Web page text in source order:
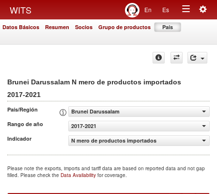
WITS En Es
Toggle
Datos Básicos Resumen Socios Grupo de productos País
Brunei Darussalam N mero de productos importados
2017-2021
País/Región
Brunei Darussalam
Rango de año
2017-2021
Indicador
N mero de productos importados
Please note the exports, imports and tariff data are based on reported data and not gap
filled. Please check the Data Availability for coverage.